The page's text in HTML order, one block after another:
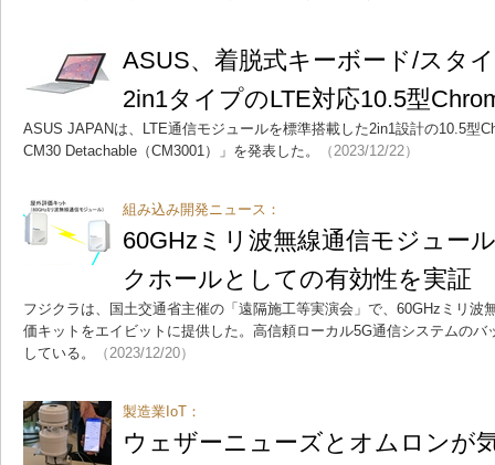
ASUS、着脱式キーボード/スタ
2in1タイプのLTE対応10.5型
ASUS JAPANは、LTE通信モジュールを標準搭載した2in1設計の10.5型
CM30 Detachable（CM3001）」を発表した。
（2023/12/22）
組み込み開発ニュース：
60GHzミリ波無線通信モジュー
クホールとしての有効性を実証
フジクラは、国土交通省主催の「遠隔施工等実演会」で、60GHzミリ波
価キットをエイビットに提供した。高信頼ローカル5G通信システムのバ
している。
（2023/12/20）
製造業IoT：
ウェザーニューズとオムロンが